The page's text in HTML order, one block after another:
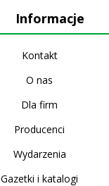
Informacje
Kontakt
O nas
Dla firm
Producenci
Wydarzenia
Gazetki i katalogi